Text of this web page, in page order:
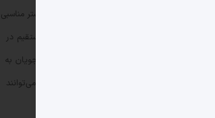
از نهادهای پیشرو در حوزه آموزش و فرهنگ، بستر مناسبی
در این محیط تعامل می‌کنند و به طور غیرمستقیم در
مشارکت می‌نمایند. از سوی دیگر، دانشجویان به
به مثابه سفیران جریان‌های مد عمل می‌کنند و می‌توانند
این روند تحت تأثیر عوامل مختلفی از جمله